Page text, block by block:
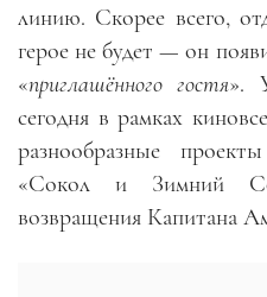
линию. Скорее всего,
герое не будет— он
«приглашённого гостя».
сегодня в рамках
разнообразные
«Сокол и Зимний
возвращения Капитана